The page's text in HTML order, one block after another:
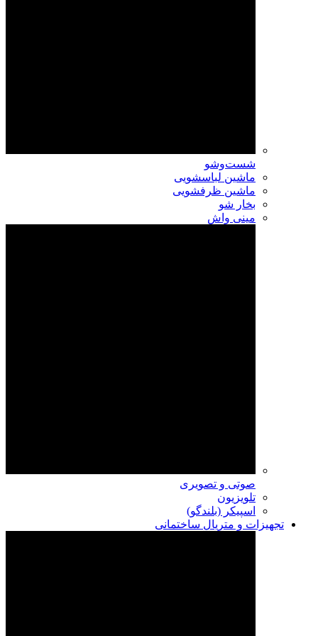
شست‌وشو
ماشین لباسشویی
ماشین ظرفشویی
بخار شو
مینی واش
صوتی و تصویری
تلویزیون
اسپیکر (بلندگو)
تجهیزات و متریال ساختمانی